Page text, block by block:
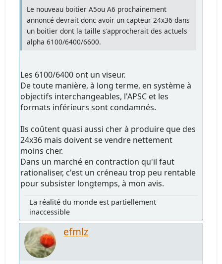
Le nouveau boitier A5ou A6 prochainement
annoncé devrait donc avoir un capteur 24x36 dans
un boitier dont la taille s'approcherait des actuels
alpha 6100/6400/6600.
Les 6100/6400 ont un viseur.
De toute manière, à long terme, en système à
objectifs interchangeables, l'APSC et les
formats inférieurs sont condamnés.
Ils coûtent quasi aussi cher à produire que des
24x36 mais doivent se vendre nettement
moins cher.
Dans un marché en contraction qu'il faut
rationaliser, c'est un créneau trop peu rentable
pour subsister longtemps, à mon avis.
La réalité du monde est partiellement
inaccessible
efmlz